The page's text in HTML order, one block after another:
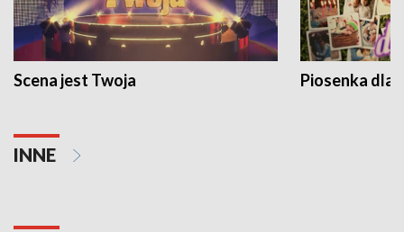
Scena jest Twoja Piosenka dla
INNE